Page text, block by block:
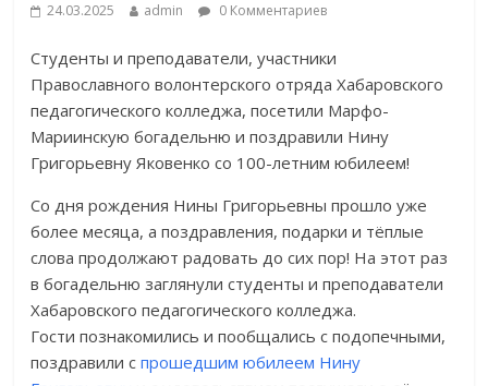
24.03.2025 admin 0 Комментариев
Студенты и преподаватели, участники
Православного волонтерского отряда Хабаровского
педагогического колледжа, посетили Марфо-
Мариинскую богадельню и поздравили Нину
Григорьевну Яковенко со 100-летним юбилеем!
Со дня рождения Нины Григорьевны прошло уже
более месяца, а поздравления, подарки и тёплые
слова продолжают радовать до сих пор! На этот раз
в богадельню заглянули студенты и преподаватели
Хабаровского педагогического колледжа.
Гости познакомились и пообщались с подопечными,
поздравили спрошедшим юбилеем Нину